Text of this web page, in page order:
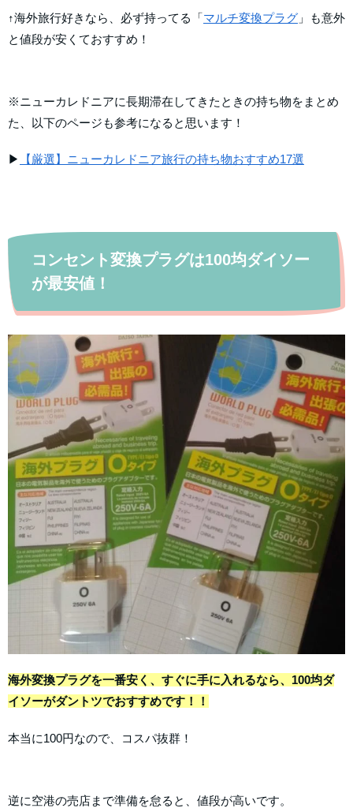
↑海外旅行好きなら、必ず持ってる「マルチ変換プラグ 」も意外
と値段が安くておすすめ！
※ニューカレドニアに長期滞在してきたときの持ち物をまとめ
た、以下のページも参考になると思います！
▶ 【厳選】ニューカレドニア旅行の持ち物おすすめ17選
コンセント変換プラグは100均ダイソー
が最安値！
海外変換プラグを一番安く、すぐに手に入れるなら、100均ダ
イソーがダントツでおすすめです！！
本当に100円なので、コスパ抜群！
逆に空港の売店まで準備を怠ると、値段が高いです。